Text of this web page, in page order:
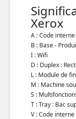
Xerox
A : Code
B : Base -
I : Wifi
D : Duplex :
L : Module de
M : Machine
S :
T : Tray : Bac
V : Code